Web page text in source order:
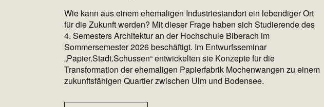
Wie kann aus einem ehemaligen Industriestandort ein lebendiger Ort
für die Zukunft werden? Mit dieser Frage haben sich Studierende des
4. Semesters Architektur an der Hochschule Biberach im
Sommersemester 2026 beschäftigt. Im Entwurfsseminar
„Papier.Stadt.Schussen“ entwickelten sie Konzepte für die
Transformation der ehemaligen Papierfabrik Mochenwangen zu einem
zukunftsfähigen Quartier zwischen Ulm und Bodensee.